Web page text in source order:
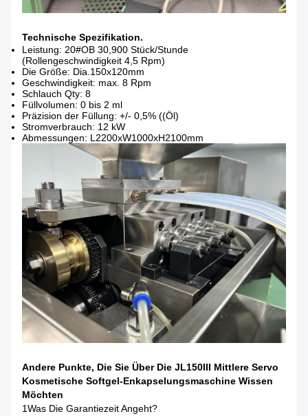
Technische Spezifikation.
Leistung: 20#OB 30,900 Stück/Stunde
(Rollengeschwindigkeit 4,5 Rpm)
Die Größe: Dia.150x120mm
Geschwindigkeit: max. 8 Rpm
Schlauch Qty: 8
Füllvolumen: 0 bis 2 ml
Präzision der Füllung: +/- 0,5% ((Öl)
Stromverbrauch: 12 kW
Abmessungen: L2200xW1000xH2100mm
Andere Punkte, Die Sie Über Die JL150III Mittlere Servo
Kosmetische Softgel-Enkapselungsmaschine Wissen
Möchten
1Was Die Garantiezeit Angeht?